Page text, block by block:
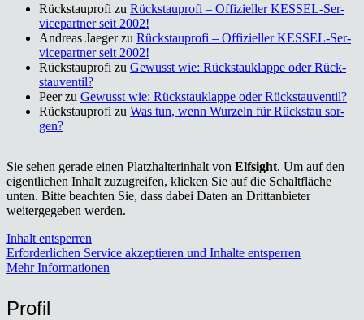
Rückstauprofi zu Rück­stau­pro­fi – Offi­zi­el­ler KES­SEL-Ser­
vice­part­ner seit 2002!
Andreas Jaegerzu Rück­stau­pro­fi – Offi­zi­el­ler KES­SEL-Ser­
vice­part­ner seit 2002!
Rückstauprofi zu Gewusst wie: Rück­stau­klap­pe oder Rück­
stau­ven­til?
Peerzu Gewusst wie: Rück­stau­klap­pe oder Rück­stau­ven­til?
Rückstauprofi zu Was tun, wenn Wur­zeln für Rück­stau sor­
gen?
Sie sehen gerade einen Platzhalterinhalt von Elfsight. Um auf den
eigentlichen Inhalt zuzugreifen, klicken Sie auf die Schaltfläche
unten. Bitte beachten Sie, dass dabei Daten an Drittanbieter
weitergegeben werden.
Inhalt entsperren
Erforderlichen Service akzeptieren und Inhalte entsperren
Mehr Informationen
Pro­fil